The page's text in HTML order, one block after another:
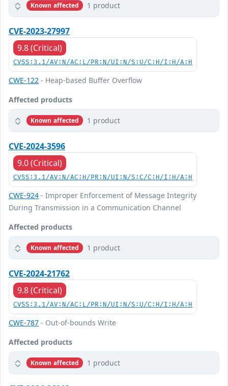
Known affected 1 product
CVE-2023-27997
9.8 (Critical)
CVSS:3.1/AV:N/AC:L/PR:N/UI:N/S:U/C:H/I:H/A:H
CWE-122 - Heap-based Buffer Overflow
Affected products
Known affected 1 product
CVE-2024-3596
9.0 (Critical)
CVSS:3.1/AV:N/AC:H/PR:N/UI:N/S:C/C:H/I:H/A:H
CWE-924 - Improper Enforcement of Message Integrity
During Transmission in a Communication Channel
Affected products
Known affected 1 product
CVE-2024-21762
9.8 (Critical)
CVSS:3.1/AV:N/AC:L/PR:N/UI:N/S:U/C:H/I:H/A:H
CWE-787 - Out-of-bounds Write
Affected products
Known affected 1 product